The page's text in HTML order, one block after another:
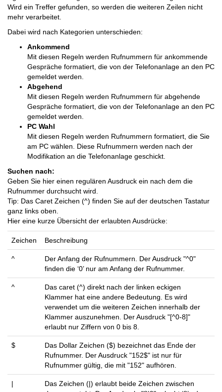
Wird ein Treffer gefunden, so werden die weiteren Zeilen nicht
mehr verarbeitet.
Dabei wird nach Kategorien unterschieden:
Ankommend
Mit diesen Regeln werden Rufnummern für ankommende
Gespräche formatiert, die von der Telefonanlage an den PC
gemeldet werden.
Abgehend
Mit diesen Regeln werden Rufnummern für abgehende
Gespräche formatiert, die von der Telefonanlage an den PC
gemeldet werden.
PC Wahl
Mit diesen Regeln werden Rufnummern formatiert, die Sie
am PC wählen. Diese Rufnummern werden nach der
Modifikation an die Telefonanlage geschickt.
Suchen nach:
Geben Sie hier einen regulären Ausdruck ein nach dem die
Rufnummer durchsucht wird.
Tip: Das Caret Zeichen (^) finden Sie auf der deutschen Tastatur
ganz links oben.
Hier eine kurze Übersicht der erlaubten Ausdrücke:
Zeichen Beschreibung
^
Der Anfang der Rufnummern. Der Ausdruck "^0"
finden die ‘0’ nur am Anfang der Rufnummer.
^
Das caret (^) direkt nach der linken eckigen
Klammer hat eine andere Bedeutung. Es wird
verwendet um die weiteren Zeichen innerhalb der
Klammer auszunehmen. Der Ausdruck "[^0-8]"
erlaubt nur Ziffern von 0 bis 8.
$
Das Dollar Zeichen ($) bezeichnet das Ende der
Rufnummer. Der Ausdruck "152$" ist nur für
Rufnummer gültig, die mit "152" aufhören.
|
Das Zeichen (|) erlaubt beide Zeichen zwischen